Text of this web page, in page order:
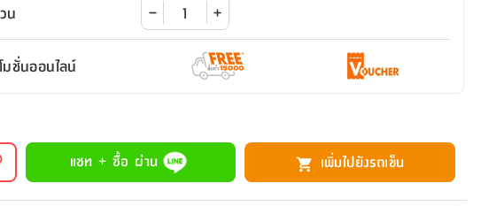
น
มชั่นออนไลน์
แชท + ซื้อ ผ่าน เพิ่มไปยังรถเข็น